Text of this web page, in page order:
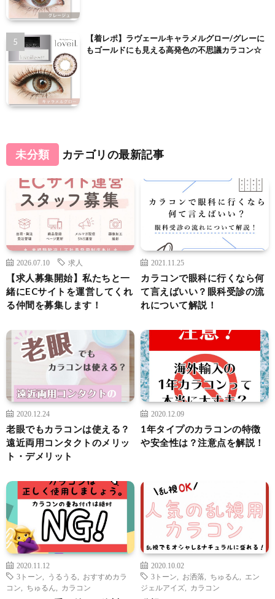
【着レポ】ラヴェールキャラメルグロー/グレーに
もゴールドにも見える高発色の不思議カラコン☆
未分類 カテゴリの最新記事
2026.07.10 求人
【求人募集開始】私たちと一
緒にECサイトを運営してくれ
る仲間を募集します！
2021.11.25
カラコンで眼科に行くなら何
て言えばいい？眼科受診の流
れについて解説！
2020.12.24
老眼でもカラコンは使える？
遠近両用コンタクトのメリッ
ト・デメリット
2020.12.09
1年タイプのカラコンの特徴
や安全性は？注意点を解説！
2020.11.12
3トーン
うるうる
おすすめカラ
コン
ちゅるん カラコン
2020.10.02
3トーン
お洒落 ちゅるん
エン
ジェルアイズ
カラコン